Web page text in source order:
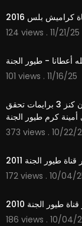
بلس 2016
124 views . 11/21/25
أعطانا - طيور الجنة
101 views . 11/16/25
صلى الله عليه وسلم جنى مقداد الفراشة اعلان كنز 3 برايمات تحقق
كرم طيور الجنة
373 views . 10/22/
طيور الجنة 2011
172 views . 10/04/
طيور الجنة 2010
186 views . 10/04/